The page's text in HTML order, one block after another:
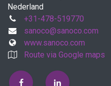
Nederland
+31-478-519770
sanoco@sanoco.com
www.sanoco.com
Route via Google maps